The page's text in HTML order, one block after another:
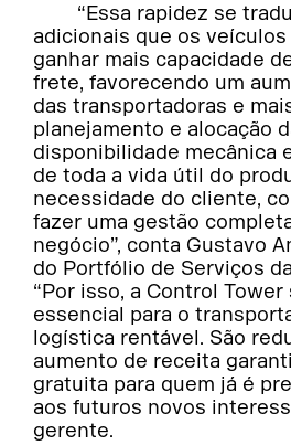
“Essa rapidez se
adicionais que os
ganhar mais capacidade
frete, favorecendo um
das transportadoras e
planejamento e alocação
disponibilidade mecânica
de toda a vida útil do
necessidade do cliente,
fazer uma gestão
negócio”, conta Gustavo
do Portfólio de Serviços
“Por isso, a Control Tower
essencial para o
logística rentável. São
aumento de receita
gratuita para quem já é
aos futuros novos
gerente.